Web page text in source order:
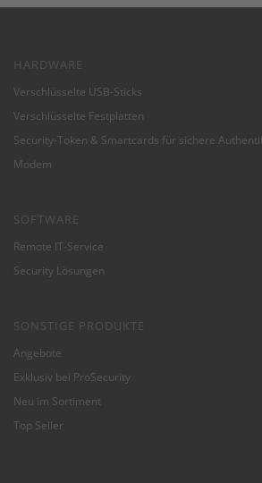
HARDWARE
Verschlüsselte USB-Sticks
Verschlüsselte Festplatten
Security-Token & Smartcards für sichere
Modem
SOFTWARE
Remote IT-Service
Security Lösungen
SONSTIGE PRODUKTE
Angebote
Exklusiv bei ProSecurity
Neu im Sortiment
Top Seller